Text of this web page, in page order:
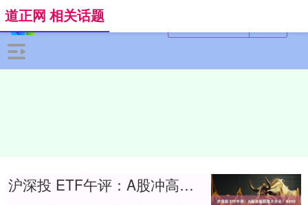
道正网 相关话题
沪深投 ETF午评：A股冲高回落大分化！4300股飘绿，光纤电网逆势狂飙